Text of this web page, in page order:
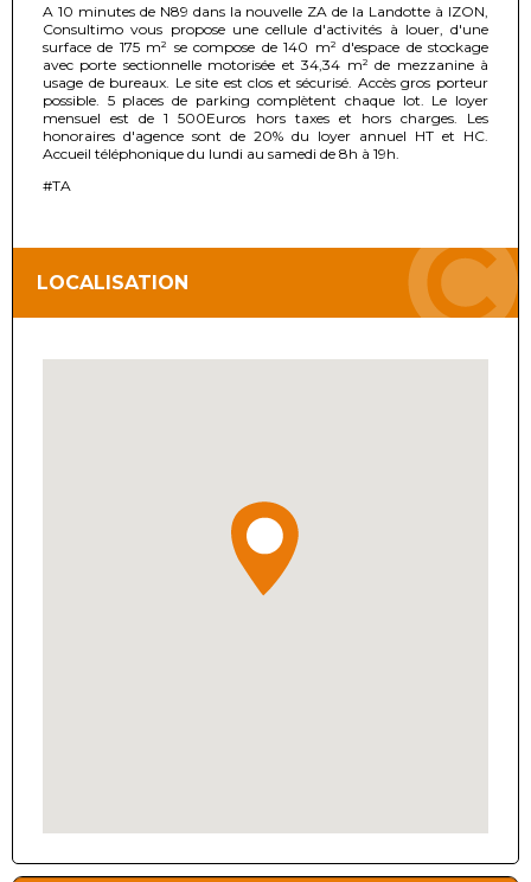
A 10 minutes de N89 dans la nouvelle ZA de la Landotte à IZON,
Consultimo vous propose une cellule d'activités à louer, d'une
surface de 175 m² se compose de 140 m² d'espace de stockage
avec porte sectionnelle motorisée et 34,34 m² de mezzanine à
usage de bureaux. Le site est clos et sécurisé. Accès gros porteur
possible. 5 places de parking complètent chaque lot. Le loyer
mensuel est de 1 500Euros hors taxes et hors charges. Les
honoraires d'agence sont de 20% du loyer annuel HT et HC.
Accueil téléphonique du lundi au samedi de 8h à 19h.
#TA
LOCALISATION